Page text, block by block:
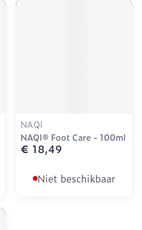
NAQI
NAQI® Foot Care - 100ml
€ 18,49
Niet beschikbaar